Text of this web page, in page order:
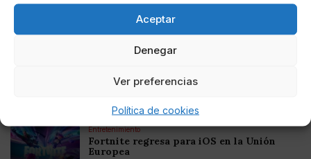
Aceptar
Denegar
Ver preferencias
Política de cookies
Online Casino
Mejores Casinos Online con Bitcoin y
Criptomonedas en Argentina 2025
Mejores casinos online con
criptomonedas y Bitcoin en México 2025
Entretenimiento
Fortnite regresa para iOS en la Unión
Europea